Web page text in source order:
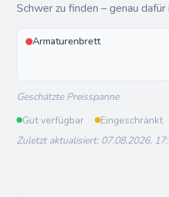
Schwer zu finden – genau
Armaturenbrett
Geschätzte Preisspanne
Gut verfügbar
Eingeschränkt
Zuletzt aktualisiert: 07.08.2026,